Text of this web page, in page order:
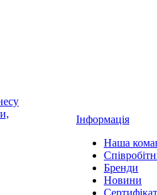
Інформація
Наша
Бренди
Новини